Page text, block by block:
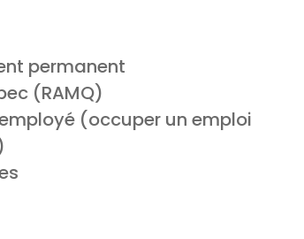
permanent
(RAMQ)
(occuper un emploi